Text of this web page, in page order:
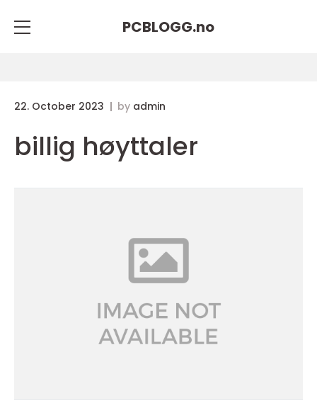
PCBLOGG.no
22. October 2023 by admin
billig høyttaler